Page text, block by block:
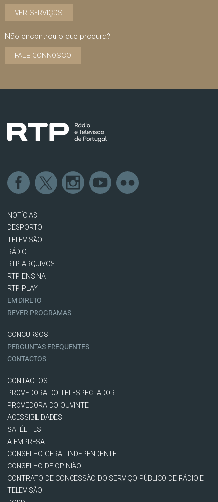
VER SERVIÇOS
Não encontrou o que procura?
FALE CONNOSCO
NOTÍCIAS
DESPORTO
TELEVISÃO
RÁDIO
RTP ARQUIVOS
RTP ENSINA
RTP PLAY
EM DIRETO
REVER PROGRAMAS
CONCURSOS
PERGUNTAS FREQUENTES
CONTACTOS
CONTACTOS
PROVEDORA DO TELESPECTADOR
PROVEDORA DO OUVINTE
ACESSIBILIDADES
SATÉLITES
A EMPRESA
CONSELHO GERAL INDEPENDENTE
CONSELHO DE OPINIÃO
CONTRATO DE CONCESSÃO DO SERVIÇO PÚBLICO DE RÁDIO E
TELEVISÃO